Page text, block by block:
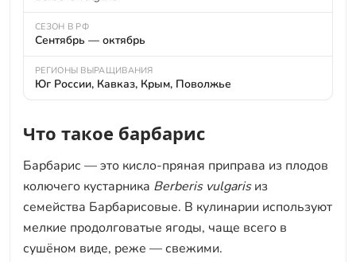
СЕЗОН В РФ
Сентябрь — октябрь
РЕГИОНЫ ВЫРАЩИВАНИЯ
Юг России, Кавказ, Крым, Поволжье
Что такое барбарис
Барбарис — это кисло-пряная приправа из плодов
колючего кустарника Berberis vulgarisиз
семейства Барбарисовые. В кулинарии используют
мелкие продолговатые ягоды, чаще всего в
сушёном виде, реже — свежими.